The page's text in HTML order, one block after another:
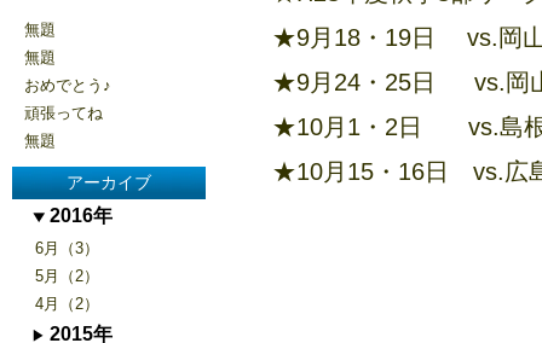
★9月18・19日 vs.岡
★9月24・25日 vs.岡
★10月1・2日 vs.島
★10月15・16日 vs.
無題
無題
おめでとう♪
頑張ってね
無題
アーカイブ
2016年
6月（3）
5月（2）
4月（2）
2015年